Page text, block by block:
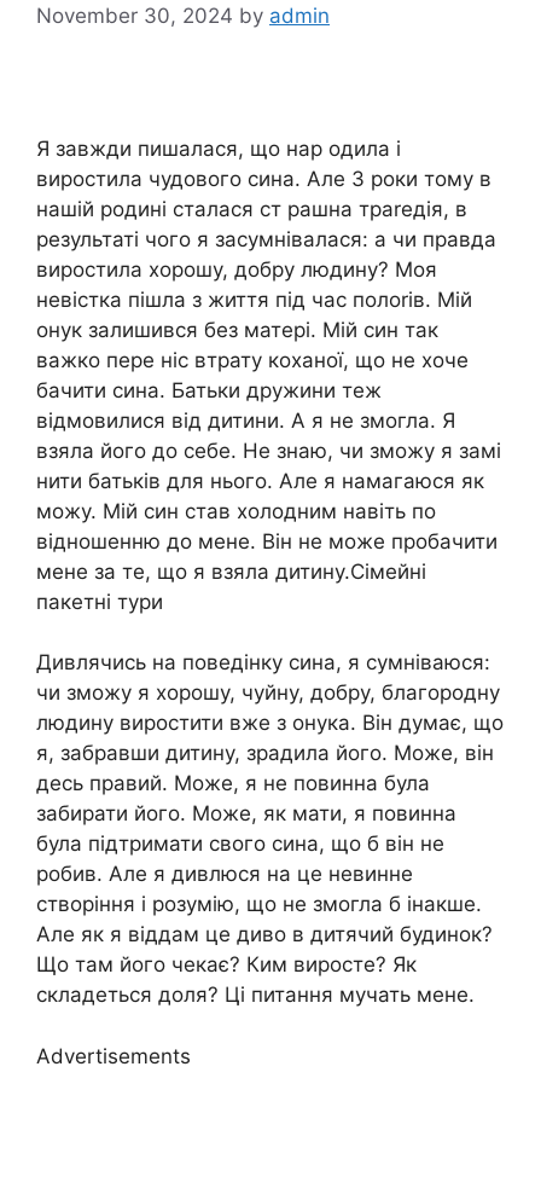
November 30, 2024 by admin
Я завжди пишалася, що нар одила і
виростила чудового сина. Але 3 роки тому в
нашій родині сталася ст рашна траrедія, в
результаті чого я засумнівалася: а чи правда
виростила хорошу, добру людину? Моя
невістка пішла з життя під час полоrів. Мій
онук залишився без матері. Мій син так
важко пере ніс втрату коханої, що не хоче
бачити сина. Батьки дружини теж
відмовилися від дитини. А я не змогла. Я
взяла його до себе. Не знаю, чи зможу я замі
нити батьків для нього. Але я намагаюся як
можу. Мій син став холодним навіть по
відношенню до мене. Він не може пробачити
мене за те, що я взяла дитину.Сімейні
пакетні тури
Дивлячись на поведінку сина, я сумніваюся:
чи зможу я хорошу, чуйну, добру, благородну
людину виростити вже з онука. Він думає, що
я, забравши дитину, зрадила його. Може, він
десь правий. Може, я не повинна була
забирати його. Може, як мати, я повинна
була підтримати свого сина, що б він не
робив. Але я дивлюся на це невинне
створіння і розумію, що не змогла б інакше.
Але як я віддам це диво в дитячий будинок?
Що там його чекає? Ким виросте? Як
складеться доля? Ці питання мучать мене.
Advertisements